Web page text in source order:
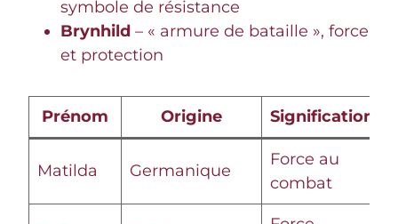
symbole de résistance
Brynhild – « armure de bataille », force
et protection
Prénom Origine Signification
Matilda Germanique
Force au
combat